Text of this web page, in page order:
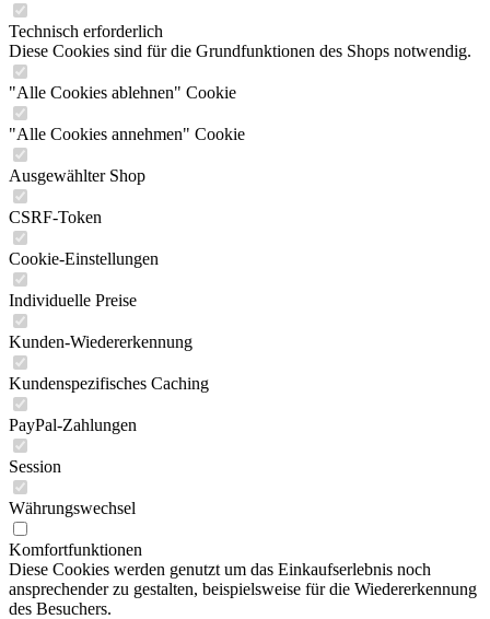
Technisch erforderlich
Diese Cookies sind für die Grundfunktionen des Shops notwendig.
"Alle Cookies ablehnen" Cookie
"Alle Cookies annehmen" Cookie
Ausgewählter Shop
CSRF-Token
Cookie-Einstellungen
Individuelle Preise
Kunden-Wiedererkennung
Kundenspezifisches Caching
PayPal-Zahlungen
Session
Währungswechsel
Komfortfunktionen
Diese Cookies werden genutzt um das Einkaufserlebnis noch
ansprechender zu gestalten, beispielsweise für die Wiedererkennung
des Besuchers.